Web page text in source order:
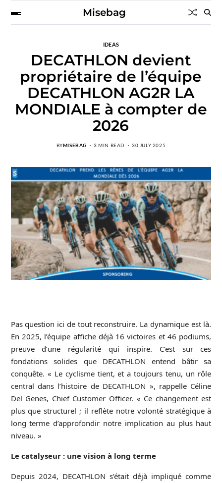
Misebag
IDEAS
DECATHLON devient
propriétaire de l’équipe
DECATHLON AG2R LA
MONDIALE à compter de
2026
BYMISEBAG 3 MIN READ 30 JULY 2025
Pas question ici de tout reconstruire. La dynamique est là.
En 2025, l’équipe affiche déjà 16 victoires et 46 podiums,
preuve d’une régularité qui inspire. C’est sur ces
fondations solides que DECATHLON entend bâtir sa
conquête. « Le cyclisme tient, et a toujours tenu, un rôle
central dans l’histoire de DECATHLON », rappelle Céline
Del Genes, Chief Customer Officer. « Ce changement est
plus que structurel ; il reflète notre volonté stratégique à
long terme d’approfondir notre implication au plus haut
niveau. »
Le catalyseur : une vision à long terme
Depuis 2024, DECATHLON s’était déjà impliqué comme